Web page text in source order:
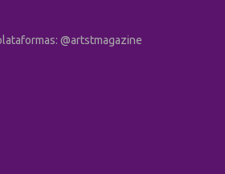
@artstmagazine